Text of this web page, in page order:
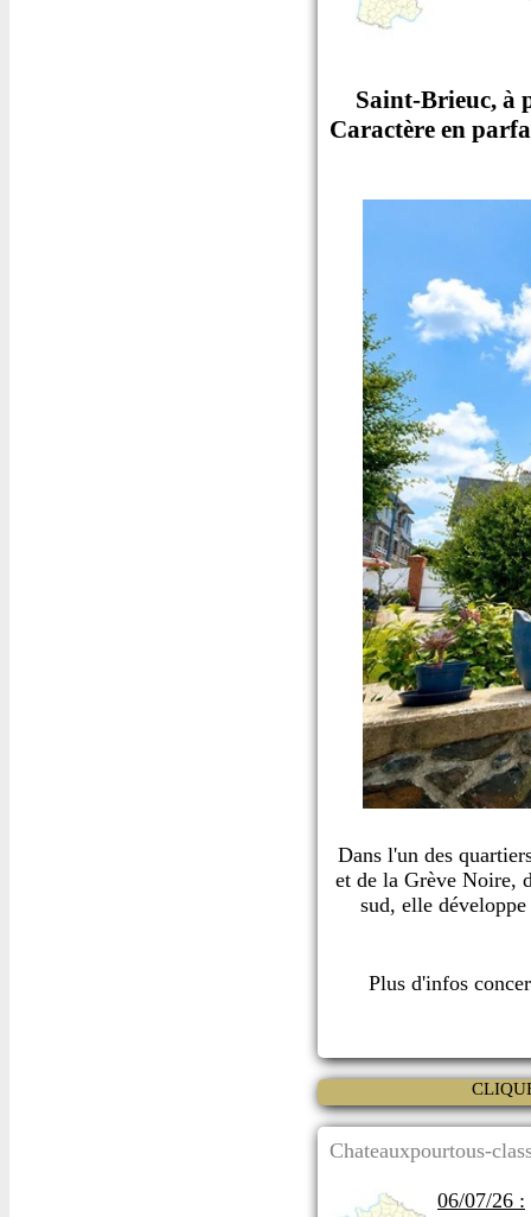
Saint-Brieuc, à
Caractère en
Dans l'un des
et de la Grève Noire,
sud, elle
Plus d'infos
Chateauxpourtous-
06/07/26 :